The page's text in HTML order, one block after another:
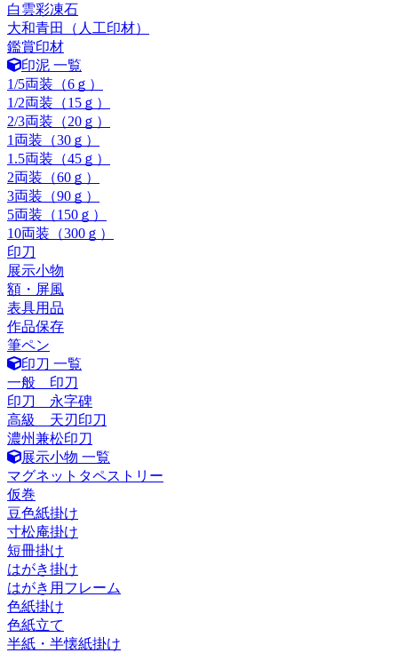
白雲彩凍石
大和青田（人工印材）
鑑賞印材
印泥 一覧
1/5両装（6ｇ）
1/2両装（15ｇ）
2/3両装（20ｇ）
1両装（30ｇ）
1.5両装（45ｇ）
2両装（60ｇ）
3両装（90ｇ）
5両装（150ｇ）
10両装（300ｇ）
印刀
展示小物
額・屏風
表具用品
作品保存
筆ペン
印刀 一覧
一般 印刀
印刀 永字碑
高級 天刃印刀
濃州兼松印刀
展示小物 一覧
マグネットタペストリー
仮巻
豆色紙掛け
寸松庵掛け
短冊掛け
はがき掛け
はがき用フレーム
色紙掛け
色紙立て
半紙・半懐紙掛け